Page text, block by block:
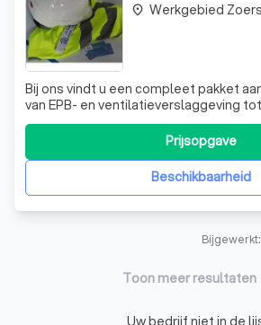
Bij ons vindt u een compleet pakket
van EPB- en ventilatieverslaggeving tot
veiligheidscoördinatie. Wij bieden één
aanspreekpunt voor al uw bouw- en
verbouwingsbehoeften. Onze aanpak
praktisch, afgestemd op uw wensen
Beschikbaarheid
Prijsopgave
place Werkgebied
Toon meer resultaten
Uw bedrijf niet in de